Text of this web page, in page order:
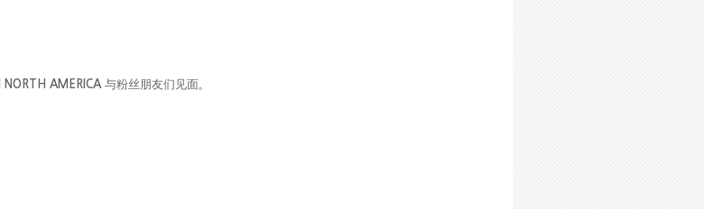
NORTH AMERICA 与粉丝 朋友们见面。